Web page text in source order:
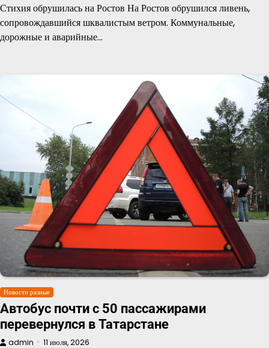
Стихия обрушилась на Ростов На Ростов обрушился ливень,
сопровождавшийся шквалистым ветром. Коммунальные,
дорожные и аварийные…
Новости разные
Автобус почти с 50 пассажирами
перевернулся в Татарстане
admin 11 июля, 2026